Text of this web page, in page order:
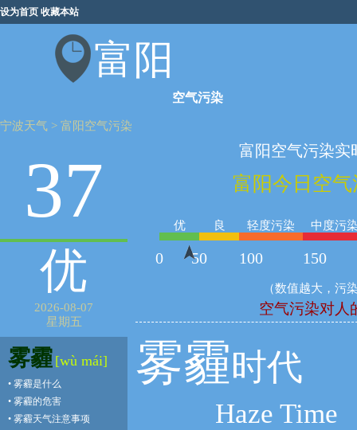
设为首页 收藏本站
富阳
空气污染
宁波天气 > 富阳空气污染
37
优
2026-08-07
星期五
雾霾 [wù mái]
• 雾霾是什么
• 雾霾的危害
• 雾霾天气注意事项
富阳空气污染实
富阳今日空气
优 良 轻度污染 中度污
0 50 100 150
（数值越大，污
空气污染对人
雾霾时代
Haze Time